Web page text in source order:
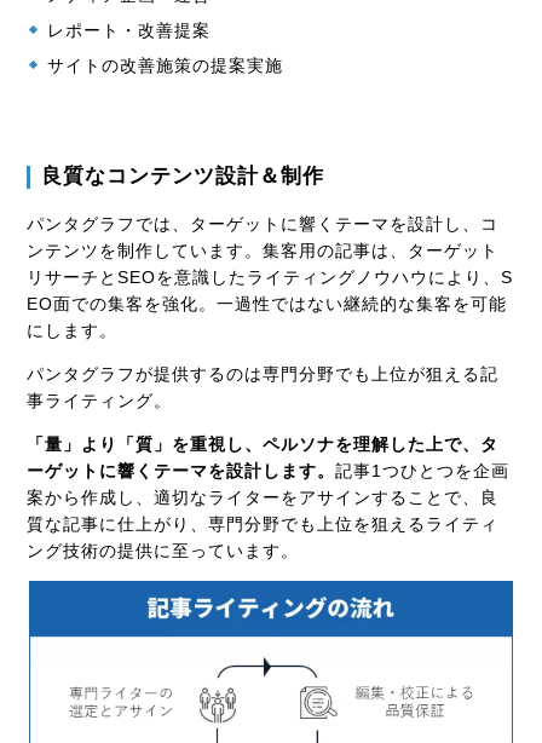
レポート・改善提案
サイトの改善施策の提案実施
良質なコンテンツ設計＆制作
パンタグラフでは、ターゲットに響くテーマを設計し、コ
ンテンツを制作しています。集客用の記事は、ターゲット
リサーチとSEOを意識したライティングノウハウにより、S
EO面での集客を強化。一過性ではない継続的な集客を可能
にします。
パンタグラフが提供するのは専門分野でも上位が狙える記
事ライティング。
「量」より「質」を重視し、ペルソナを理解した上で、タ
ーゲットに響くテーマを設計します。記事1つひとつを企画
案から作成し、適切なライターをアサインすることで、良
質な記事に仕上がり、専門分野でも上位を狙えるライティ
ング技術の提供に至っています。